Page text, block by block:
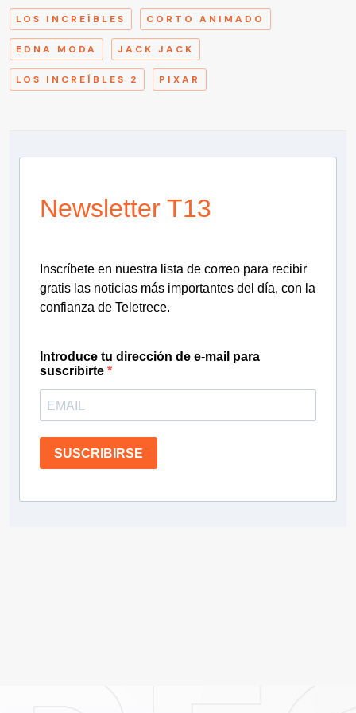
LOS INCREÍBLES CORTO ANIMADO
EDNA MODA JACK JACK
LOS INCREÍBLES 2 PIXAR
Newsletter T13
Inscríbete en nuestra lista de correo para recibir
gratis las noticias más importantes del día, con la
confianza de Teletrece.
Introduce tu dirección de e-mail para
suscribirte
SUSCRIBIRSE